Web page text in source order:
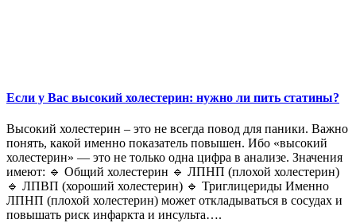
Если у Вас высокий холестерин: нужно ли пить статины?
Высокий холестерин – это не всегда повод для паники. Важно
понять, какой именно показатель повышен. Ибо «высокий
холестерин» — это не только одна цифра в анализе. Значения
имеют: 🔹 Общий холестерин 🔹 ЛПНП (плохой холестерин)
🔹 ЛПВП (хороший холестерин) 🔹 Триглицериды Именно
ЛПНП (плохой холестерин) может откладываться в сосудах и
повышать риск инфаркта и инсульта….